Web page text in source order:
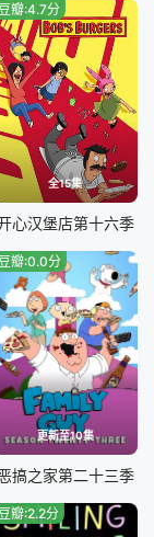
全15集
豆瓣:4.7分
心汉堡店第十六季
更新至10集
豆瓣:0.0分
搞之家第二十三季
豆瓣:2.2分